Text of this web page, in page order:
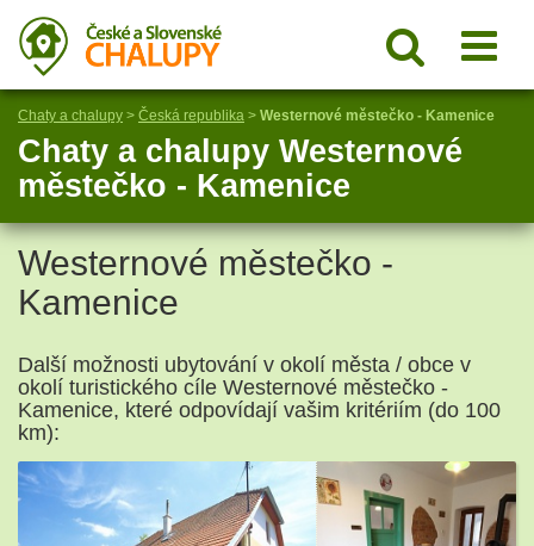
Chaty a chalupy > Česká republika > Westernové městečko - Kamenice
Chaty a chalupy Westernové
městečko - Kamenice
Westernové městečko -
Kamenice
Další možnosti ubytování v okolí města / obce v
okolí turistického cíle Westernové městečko -
Kamenice, které odpovídají vašim kritériím (do 100
km):